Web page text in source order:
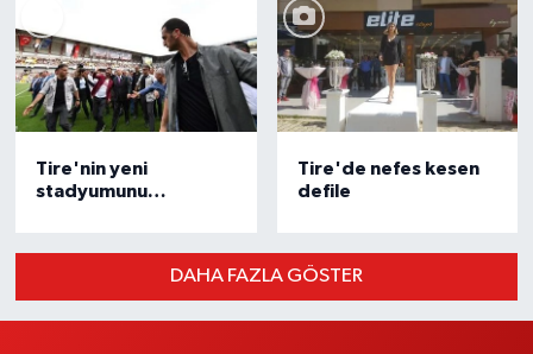
Tire'nin yeni
stadyumunu
Tire'de nefes kesen
defile
DAHA FAZLA GÖSTER